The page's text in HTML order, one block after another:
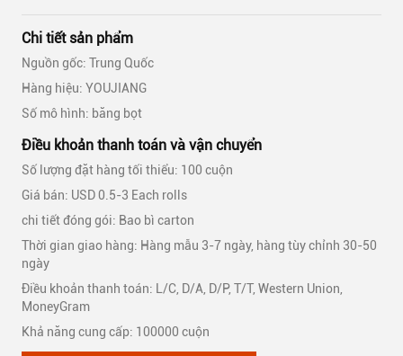
Chi tiết sản phẩm
Nguồn gốc: Trung Quốc
Hàng hiệu: YOUJIANG
Số mô hình: băng bọt
Điều khoản thanh toán và vận chuyển
Số lượng đặt hàng tối thiểu: 100 cuộn
Giá bán: USD 0.5-3 Each rolls
chi tiết đóng gói: Bao bì carton
Thời gian giao hàng: Hàng mẫu 3-7 ngày, hàng tùy chỉnh 30-50
ngày
Điều khoản thanh toán: L/C, D/A, D/P, T/T, Western Union,
MoneyGram
Khả năng cung cấp: 100000 cuộn